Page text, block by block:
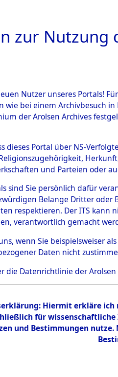
Baden-
Heilbronn
zur Nutzung
Nutzer unseres Portals!
bei einem Archivbesuch
der Arolsen Archives
dieses Portal über NS-
und Parteien oder
sind Sie persönlich dafür
Belange Dritter
respektieren. Der ITS
verantwortlich gemacht
wenn Sie beispielsweiser
Daten nicht
die Datenrichtlinie der Arolsen
Hiermit erkläre ich
für
und Bestimmungen